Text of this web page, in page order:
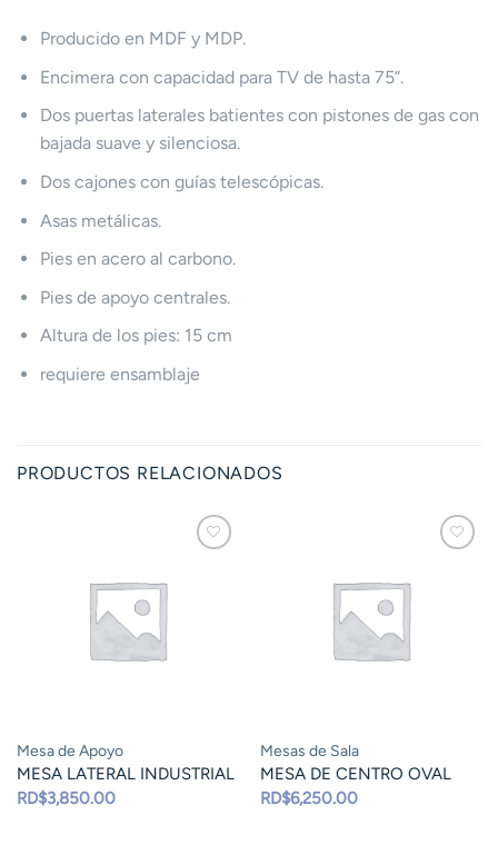
Producido en MDF y MDP.
Encimera con capacidad para TV de hasta 75”.
Dos puertas laterales batientes con pistones de gas con
bajada suave y silenciosa.
Dos cajones con guías telescópicas.
Asas metálicas.
Pies en acero al carbono.
Pies de apoyo centrales.
Altura de los pies: 15 cm
requiere ensamblaje
PRODUCTOS RELACIONADOS
Mesa de Apoyo
MESA LATERAL INDUSTRIAL
RD$3,850.00
Mesas de Sala
MESA DE CENTRO OVAL
RD$6,250.00